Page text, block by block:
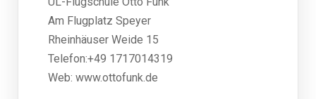
Am Flugplatz Speyer
Rheinhäuser Weide 15
Telefon:+49 1717014319
Web: www.ottofunk.de